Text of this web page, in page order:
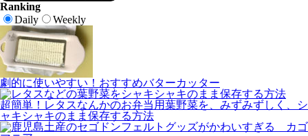
Ranking
Daily
Weekly
劇的に使いやすい！おすすめバターカッター
超簡単！レタスなんかのお弁当用葉野菜を、みずみずしく、シ
ャキシャキのまま保存する方法